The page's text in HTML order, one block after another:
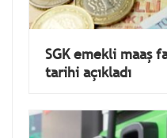
SGK emekli maaş
tarihi açıkladı